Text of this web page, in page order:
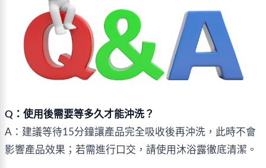
Q：使用後需要等多久才能沖洗？
A：建議等待15分鐘讓產品完全吸收後再沖洗， 此時不會
影響產品效果 ；若需進行口交，請使用沐浴露徹底清潔。